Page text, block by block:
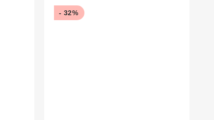
- 32%